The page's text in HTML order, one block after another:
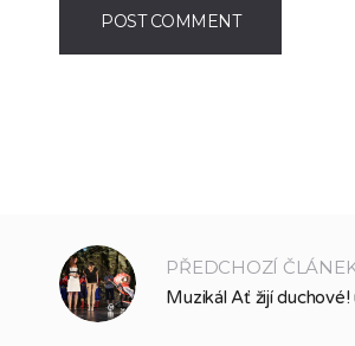
PŘEDCHOZÍ
Muzikál Ať žijí